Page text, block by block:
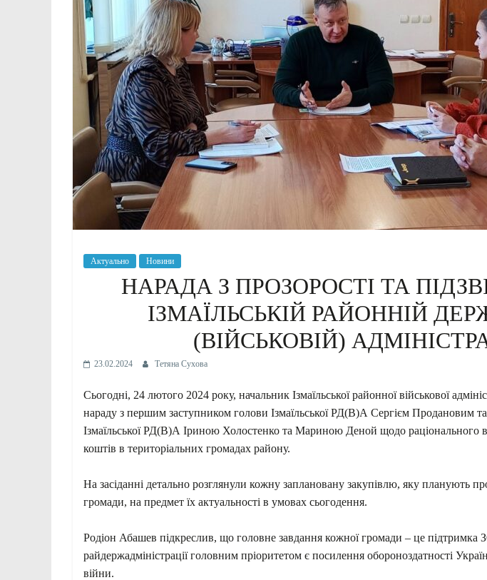
Актуально Новини
НАРАДА З ПРОЗОРОСТІ ТА
ІЗМАЇЛЬСЬКІЙ РАЙОННІЙ
(ВІЙСЬКОВІЙ)
23.02.2024 Тетяна Сухова
Сьогодні, 24 лютого 2024 року, начальник Ізмаїльської районної військової
нараду з першим заступником голови Ізмаїльської РД(В)А Сергієм Продановим
Ізмаїльської РД(В)А Іриною Холостенко та Мариною Деной щодо раціонального
коштів в територіальних громадах району.
На засіданні детально розглянули кожну заплановану закупівлю, яку планують
громади, на предмет їх актуальності в умовах сьогодення.
Родіон Абашев підкреслив, що головне завдання кожної громади – це підтримка
райдержадміністрації головним пріоритетом є посилення обороноздатності
війни.